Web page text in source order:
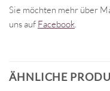
Sie möchten mehr über
uns auf Facebook.
ÄHNLICHE